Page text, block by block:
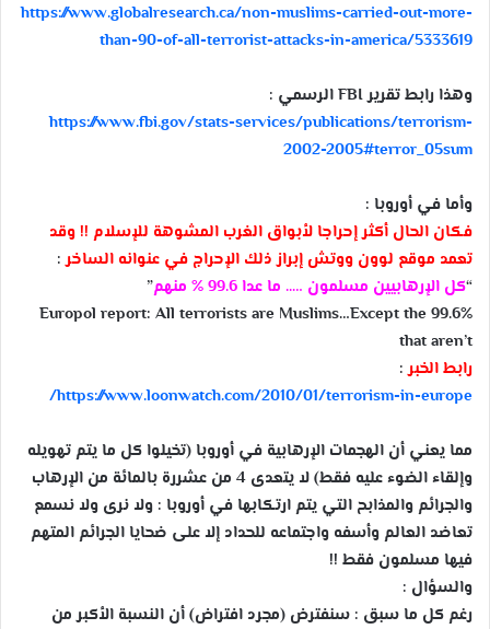
https://www.globalresearch.ca/non-muslims-carried-out-more-
than-90-of-all-terrorist-attacks-in-america/5333619
وهذا رابط تقرير FBI الرسمي :
https://www.fbi.gov/stats-services/publications/terrorism-
2002-2005#terror_05sum
وأما في أوروبا :
فكان الحال أكثر إحراجا لأبواق الغرب المشوهة للإسلام !! وقد
تعمد موقع لوون ووتش إبراز ذلك الإحراج في عنوانه الساخر:
“كل الإرهابيين مسلمون ….. ما عدا 99.6 % منهم
”
Europol report: All terrorists are Muslims…Except the 99.6%
that aren’t
رابط الخبر:
https://www.loonwatch.com/2010/01/terrorism-in-europe/
مما يعني أن الهجمات الإرهابية في أوروبا (تخيلوا كل ما يتم تهويله
وإلقاء الضوء عليه فقط) لا يتعدى 4 من عشررة بالمائة من الإرهاب
والجرائم والمذابح التي يتم ارتكابها في أوروبا : ولا نرى ولا نسمع
تعاضد العالم وأسفه واجتماعه للحداد إلا على ضحايا الجرائم المتهم
فيها مسلمون فقط !!
والسؤال :
رغم كل ما سبق : سنفترض (مجرد افتراض) أن النسبة الأكبر من